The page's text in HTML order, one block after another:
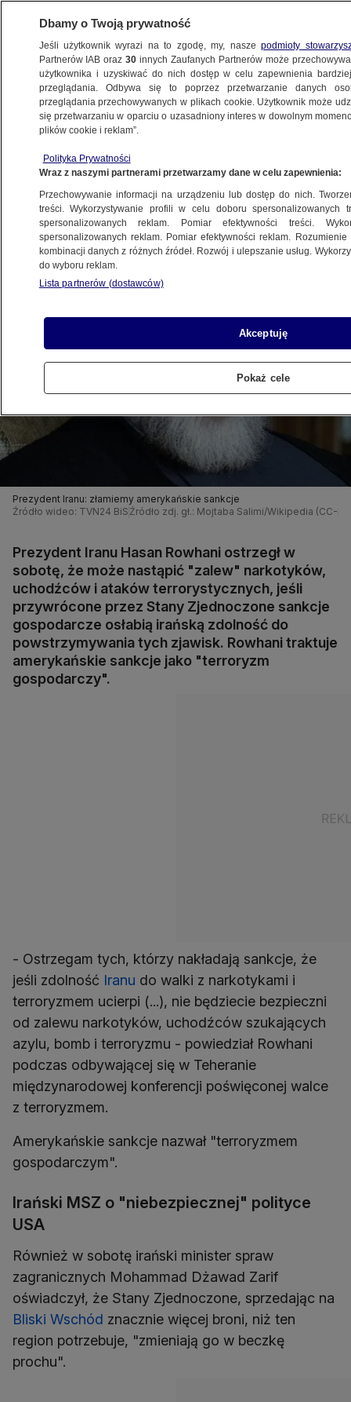
ŚWIAT
narkotyków, uchodźców i terroryzmu".
Prezydent Iranu ostrzega USA
8.12.2018, 12:25
Udostępnij
Prezydent Iranu: złamiemy amerykańskie sankcje
Źródło wideo: TVN24 BiS Źródło zdj. gł.: Mojtaba Salimi/Wikipedia (CC-
Prezydent Iranu Hasan Rowhani ostrzegł w
sobotę, że może nastąpić "zalew" narkotyków,
uchodźców i ataków terrorystycznych, jeśli
przywrócone przez Stany Zjednoczone sankcje
gospodarcze osłabią irańską zdolność do
powstrzymywania tych zjawisk. Rowhani traktuje
amerykańskie sankcje jako "terroryzm
gospodarczy".
- Ostrzegam tych, którzy nakładają sankcje, że
jeśli zdolność Iranu do walki z narkotykami i
terroryzmem ucierpi (...), nie będziecie bezpieczni
od zalewu narkotyków, uchodźców szukających
azylu, bomb i terroryzmu - powiedział Rowhani
podczas odbywającej się w Teheranie
międzynarodowej konferencji poświęconej walce
z terroryzmem.
Amerykańskie sankcje nazwał "terroryzmem
gospodarczym".
Irański MSZ o "niebezpiecznej" polityce
USA
Również w sobotę irański minister spraw
zagranicznych Mohammad Dżawad Zarif
oświadczył, że Stany Zjednoczone, sprzedając na
Bliski Wschód znacznie więcej broni, niż ten
region potrzebuje, "zmieniają go w beczkę
prochu".
Dbamy o Twoją prywatność
Jeśli użytkownik wyrazi na to zgodę, my, naszepodmioty
Partnerów IAB oraz30 innych Zaufanych Partnerów może
użytkownika i uzyskiwać do nich dostęp w celu zapewnienia
przeglądania. Odbywa się to poprzez przetwarzanie danych
przeglądania przechowywanych w plikach cookie. Użytkownik może
się przetwarzaniu w oparciu o uzasadniony interes w dowolnym
plików cookie i reklam”.
Polityka Prywatności
Wraz z naszymi partnerami przetwarzamy dane w celu zapewnienia:
Przechowywanie informacji na urządzeniu lub dostęp do nich.
treści. Wykorzystywanie profili w celu doboru spersonalizowanych
spersonalizowanych reklam. Pomiar efektywności treści.
spersonalizowanych reklam. Pomiar efektywności reklam.
kombinacji danych z różnych źródeł. Rozwój i ulepszanie usług.
do wyboru reklam.
Lista partnerów (dostawców)
Akceptuję
Pokaż cele